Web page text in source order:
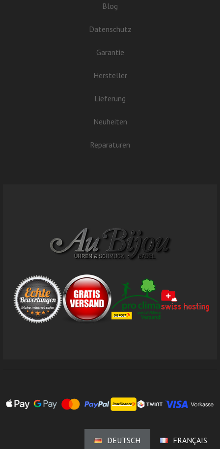
Blog
Datenschutz
Garantie
Hersteller
Lieferung
Neuheiten
Reparaturen
DEUTSCH FRANÇAIS